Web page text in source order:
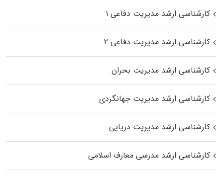
کارشناسی ارشد مدیریت دفاعی ۱
کارشناسی ارشد مدیریت دفاعی ۲
کارشناسی ارشد مدیریت بحران
کارشناسی ارشد مدیریت جهانگردی
کارشناسی ارشد مدیریت دریایی
کارشناسی ارشد مدرسی معارف اسلامی